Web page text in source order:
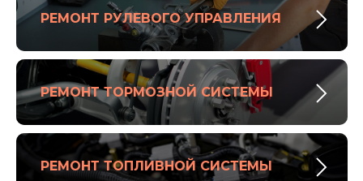
РЕМОНТ РУЛЕВОГО УПРАВЛЕНИЯ
РЕМОНТ ТОРМОЗНОЙ СИСТЕМЫ
РЕМОНТ ТОПЛИВНОЙ СИСТЕМЫ